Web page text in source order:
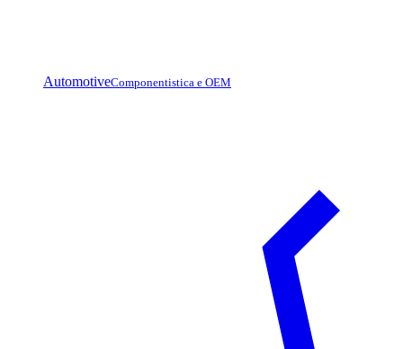
AutomotiveComponentistica e OEM